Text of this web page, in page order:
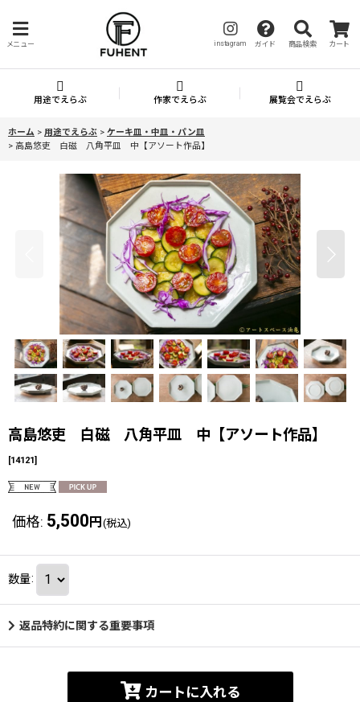
メニュー instagram ガイド 商品検索 カート
用途でえらぶ 作家でえらぶ 展覧会でえらぶ
ホーム > 用途でえらぶ > ケーキ皿・中皿・パン皿
> 高島悠吏 白磁 八角平皿 中【アソート作品】
高島悠吏 白磁 八角平皿 中【アソート作品】
[14121]
価格: 5,500 円 (税込)
数量:
返品特約に関する重要事項
カートに入れる